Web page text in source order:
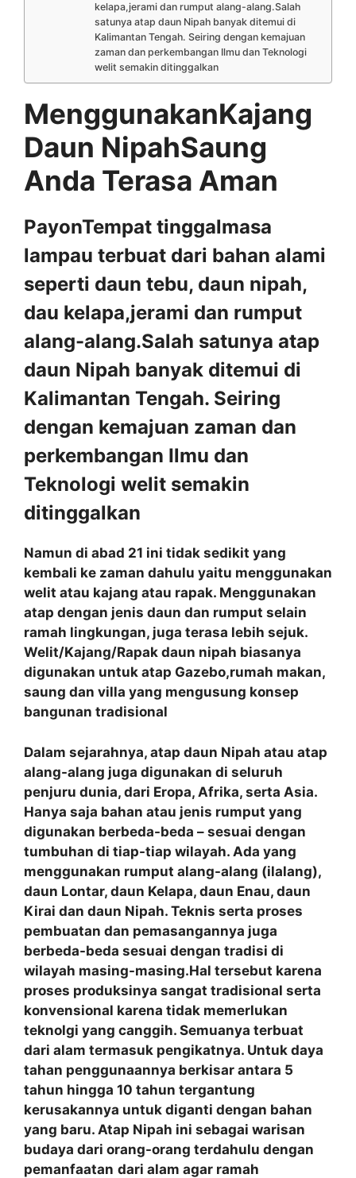
kelapa,jerami dan rumput alang-alang.Salah
satunya atap daun Nipah banyak ditemui di
Kalimantan Tengah. Seiring dengan kemajuan
zaman dan perkembangan Ilmu dan Teknologi
welit semakin ditinggalkan
MenggunakanKajang
Daun NipahSaung
Anda Terasa Aman
PayonTempat tinggalmasa
lampau terbuat dari bahan alami
seperti daun tebu, daun nipah,
dau kelapa,jerami dan rumput
alang-alang.Salah satunya atap
daun Nipah banyak ditemui di
Kalimantan Tengah. Seiring
dengan kemajuan zaman dan
perkembangan Ilmu dan
Teknologi welit semakin
ditinggalkan
Namun di abad 21 ini tidak sedikit yang
kembali ke zaman dahulu yaitu menggunakan
welit atau kajang atau rapak. Menggunakan
atap dengan jenis daun dan rumput selain
ramah lingkungan, juga terasa lebih sejuk.
Welit/Kajang/Rapak daun nipah biasanya
digunakan untuk atap Gazebo,rumah makan,
saung dan villa yang mengusung konsep
bangunan tradisional
Dalam sejarahnya, atap daun Nipah atau atap
alang-alang juga digunakan di seluruh
penjuru dunia, dari Eropa, Afrika, serta Asia.
Hanya saja bahan atau jenis rumput yang
digunakan berbeda-beda – sesuai dengan
tumbuhan di tiap-tiap wilayah. Ada yang
menggunakan rumput alang-alang (ilalang),
daun Lontar, daun Kelapa, daun Enau, daun
Kirai dan daun Nipah. Teknis serta proses
pembuatan dan pemasangannya juga
berbeda-beda sesuai dengan tradisi di
wilayah masing-masing.Hal tersebut karena
proses produksinya sangat tradisional serta
konvensional karena tidak memerlukan
teknolgi yang canggih. Semuanya terbuat
dari alam termasuk pengikatnya. Untuk daya
tahan penggunaannya berkisar antara 5
tahun hingga 10 tahun tergantung
kerusakannya untuk diganti dengan bahan
yang baru. Atap Nipah ini sebagai warisan
budaya dari orang-orang terdahulu dengan
pemanfaatan dari alam agar ramah